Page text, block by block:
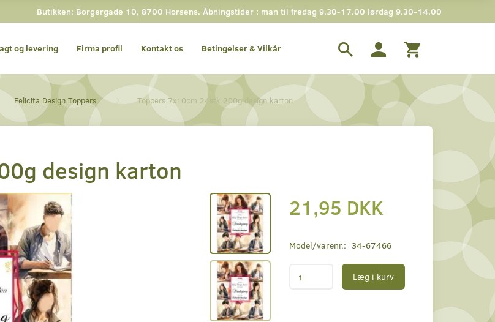
Butikken: Borgergade 10, 8700 Horsens. Åbningstider : man til fredag 9.30-17.00 lørdag 9.30-14.00
og levering Firma profil Kontakt os Betingelser & Vilkår
Felicita Design Toppers Toppers 7x10cm 24stk 200g design karton
design karton
21,95 DKK
Model/varenr.: 34-67466
Læg i kurv